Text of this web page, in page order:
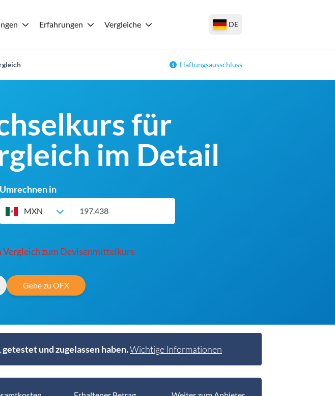
Erfahrungen Vergleiche DE
Haftungsausschluss
für
im Detail
Umrechnen in
MXN
Vergleich zum Devisenmittelkurs
Gehe zu OFX
und zugelassen haben.Wichtige Informationen